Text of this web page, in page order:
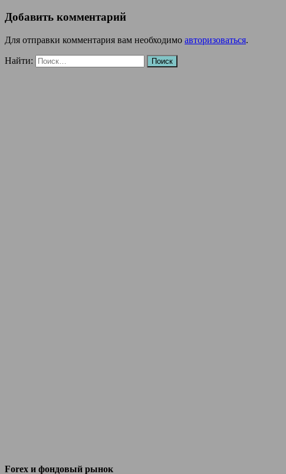
Добавить комментарий
Для отправки комментария вам необходимо авторизоваться.
Найти:
Forex и фондовый рынок